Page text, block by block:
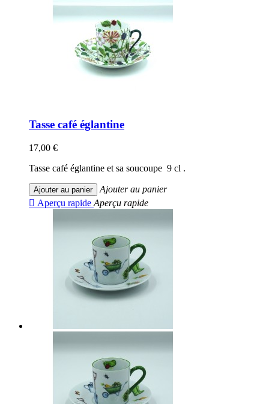
Tasse café églantine
17,00 €
Tasse café églantine et sa soucoupe 9 cl .
Ajouter au panier
Ajouter au panier
 Aperçu rapide Aperçu rapide